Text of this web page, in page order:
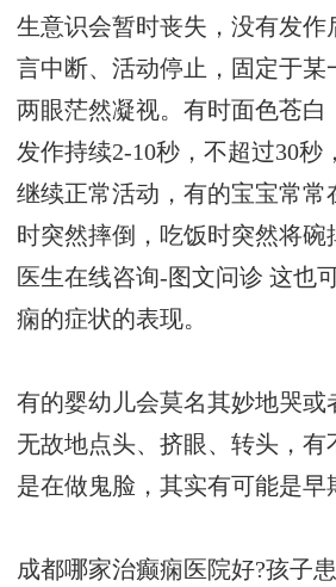
生意识会暂时丧失，没有发作
言中断、活动停止，固定于某
两眼茫然凝视。有时面色苍白
发作持续2-10秒，不超过30秒
继续正常活动，有的宝宝常常
时突然摔倒，吃饭时突然将碗
医生在线咨询-图文问诊 这也
痫的症状的表现。
有的婴幼儿会莫名其妙地哭或
无故地点头、挤眼、转头，有
是在做鬼脸，其实有可能是早
成都哪家治癫痫医院好?孩子